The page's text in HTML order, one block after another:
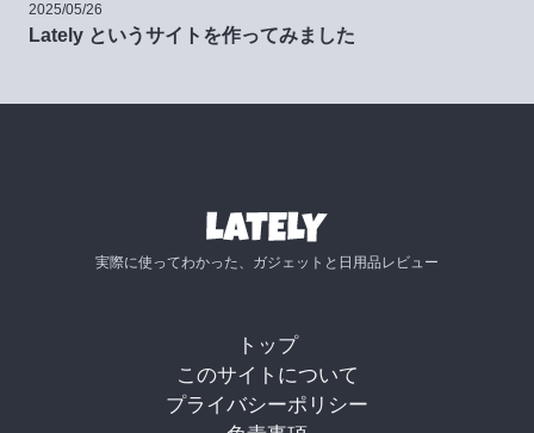
2025/05/26
Lately というサイトを作ってみました
実際に使ってわかった、ガジェットと日用品レビュー
トップ
このサイトについて
プライバシーポリシー